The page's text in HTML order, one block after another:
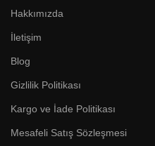
Hakkımızda
İletişim
Blog
Gizlilik Politikası
Kargo ve İade Politikası
Mesafeli Satış Sözleşmesi